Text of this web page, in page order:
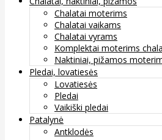
Chalatai moterims
Chalatai vaikams
Chalatai vyrams
Komplektai moterims
Naktiniai, pižamos
Pledai, lovatiesės
Lovatiesės
Pledai
Vaikiški pledai
Patalynė
Antklodės